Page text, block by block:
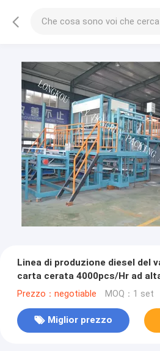
Linea di produzione diesel del
carta cerata 4000pcs/Hr ad
Prezzo：negotiable MOQ：1 set
Miglior prezzo